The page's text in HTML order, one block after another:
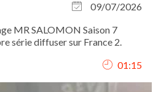
09/07/2026
série diffuser sur France 2.
01:15